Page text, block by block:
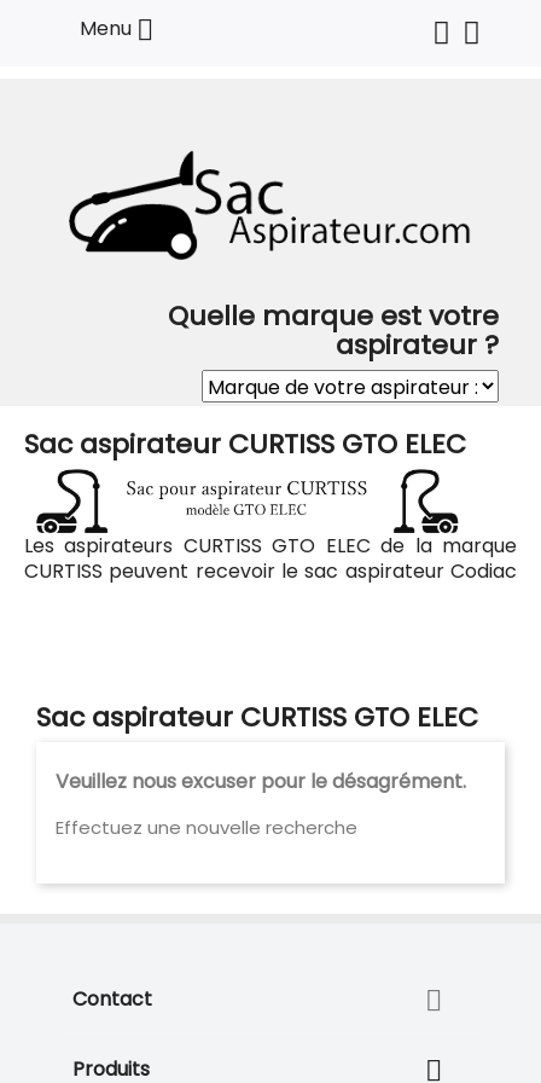
Menu 
Quelle marque est votre
aspirateur ?
Sac aspirateur CURTISS GTO ELEC
Les aspirateurs CURTISS GTO ELEC de la marque
CURTISS peuvent recevoir le sac aspirateur Codiac
Sac aspirateur CURTISS GTO ELEC
Veuillez nous excuser pour le désagrément.
Effectuez une nouvelle recherche
Contact 
Produits 